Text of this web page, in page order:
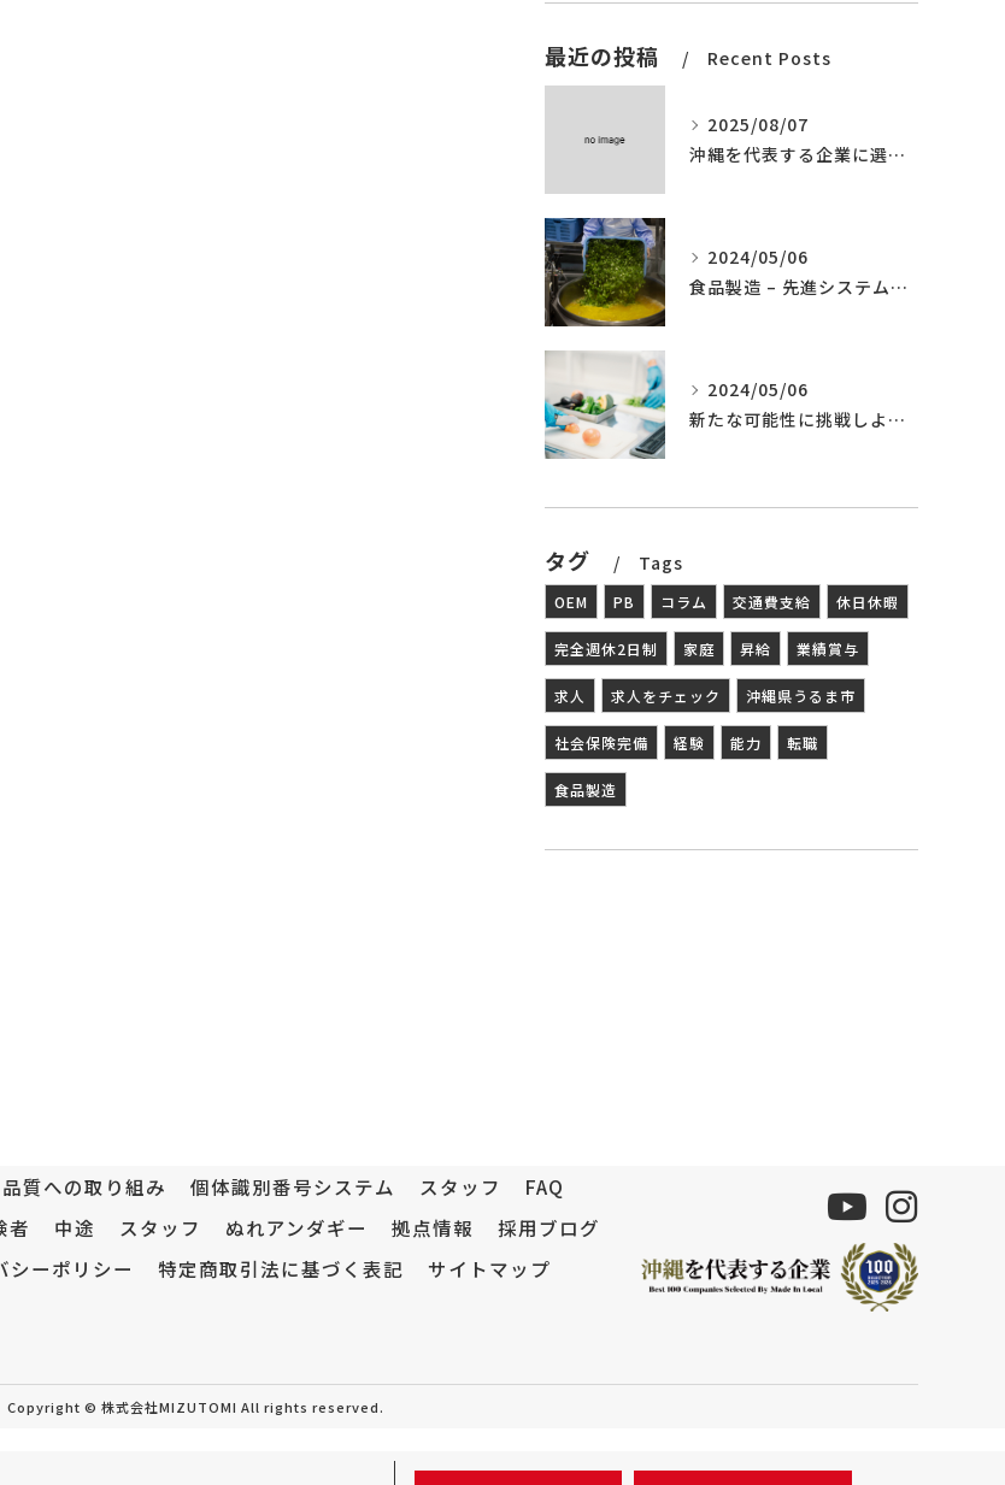
最近の投稿 Recent Posts
2025/08/07
沖縄を代表する企業に選ばれました。
2024/05/06
食品製造 – 先進システムの導入
2024/05/06
新たな可能性に挑戦しよう – 食品製造の世界へ
タグ Tags
OEM PB コラム 交通費支給 休日休暇
完全週休2日制 家庭 昇給 業績賞与
求人 求人をチェック 沖縄県うるま市
社会保険完備 経験 能力 転職
食品製造
品質への取り組み 個体識別番号システム スタッフ
FAQ
者 中途 スタッフ ぬれアンダギー 拠点情報
採用ブログ
シーポリシー 特定商取引法に基づく表記 サイトマップ
Copyright © 株式会社MIZUTOMI All rights reserved.